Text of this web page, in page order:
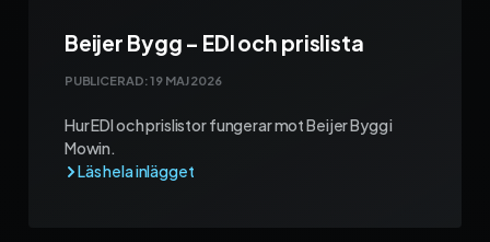
Beijer Bygg – EDI och prislista
PUBLICERAD:19 MAJ 2026
Hur EDI och prislistor fungerar mot Beijer Bygg i
Mowin.